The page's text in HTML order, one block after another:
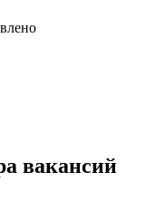
вакансий